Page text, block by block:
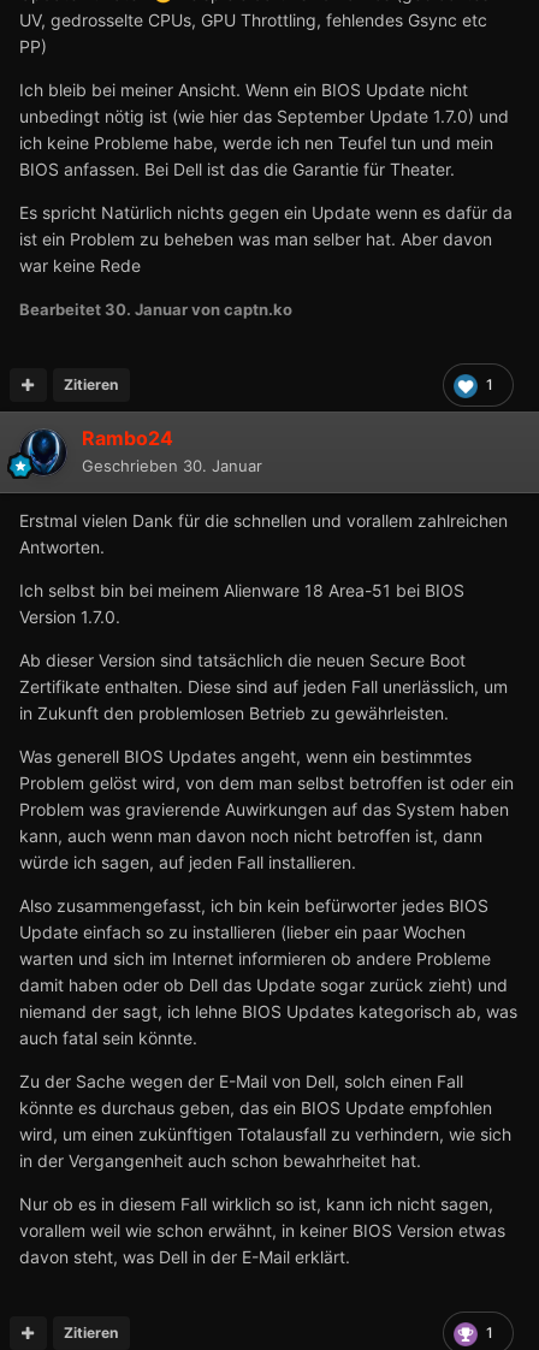
UV, gedrosselte CPUs, GPU Throttling, fehlendes Gsync etc
PP)
Ich bleib bei meiner Ansicht. Wenn ein BIOS Update nicht
unbedingt nötig ist (wie hier das September Update 1.7.0) und
ich keine Probleme habe, werde ich nen Teufel tun und mein
BIOS anfassen. Bei Dell ist das die Garantie für Theater.
Es spricht Natürlich nichts gegen ein Update wenn es dafür da
ist ein Problem zu beheben was man selber hat. Aber davon
war keine Rede
Bearbeitet 30. Januarvon captn.ko
1
Zitieren
Rambo24
Geschrieben 30. Januar
Erstmal vielen Dank für die schnellen und vorallem zahlreichen
Antworten.
Ich selbst bin bei meinem Alienware 18 Area-51 bei BIOS
Version 1.7.0.
Ab dieser Version sind tatsächlich die neuen Secure Boot
Zertifikate enthalten. Diese sind auf jeden Fall unerlässlich, um
in Zukunft den problemlosen Betrieb zu gewährleisten.
Was generell BIOS Updates angeht, wenn ein bestimmtes
Problem gelöst wird, von dem man selbst betroffen ist oder ein
Problem was gravierende Auwirkungen auf das System haben
kann, auch wenn man davon noch nicht betroffen ist, dann
würde ich sagen, auf jeden Fall installieren.
Also zusammengefasst, ich bin kein befürworter jedes BIOS
Update einfach so zu installieren (lieber ein paar Wochen
warten und sich im Internet informieren ob andere Probleme
damit haben oder ob Dell das Update sogar zurück zieht) und
niemand der sagt, ich lehne BIOS Updates kategorisch ab, was
auch fatal sein könnte.
Zu der Sache wegen der E-Mail von Dell, solch einen Fall
könnte es durchaus geben, das ein BIOS Update empfohlen
wird, um einen zukünftigen Totalausfall zu verhindern, wie sich
in der Vergangenheit auch schon bewahrheitet hat.
Nur ob es in diesem Fall wirklich so ist, kann ich nicht sagen,
vorallem weil wie schon erwähnt, in keiner BIOS Version etwas
davon steht, was Dell in der E-Mail erklärt.
1
Zitieren